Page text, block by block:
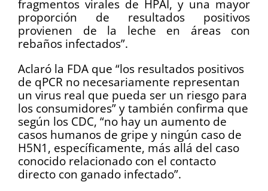
fragmentos virales de HPAI, y una mayor
proporción de resultados positivos
provienen de la leche en áreas con
rebaños infectados”.
Aclaró la FDA que “los resultados positivos
de qPCR no necesariamente representan
un virus real que pueda ser un riesgo para
los consumidores” y también confirma que
según los CDC, “no hay un aumento de
casos humanos de gripe y ningún caso de
H5N1, específicamente, más allá del caso
conocido relacionado con el contacto
directo con ganado infectado”.